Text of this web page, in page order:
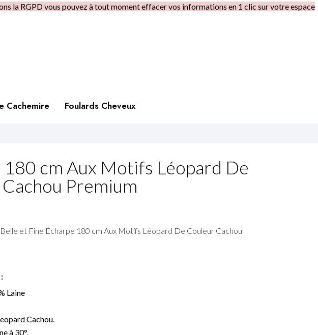
la RGPD vous pouvez à tout moment effacer vos informations en 1 clic sur votre espace
Cachemire Foulards Cheveux
180 cm Aux Motifs Léopard De
Premium
et Fine Écharpe 180 cm Aux Motifs Léopard De Couleur Cachou
Laine
Cachou.
à 30°.